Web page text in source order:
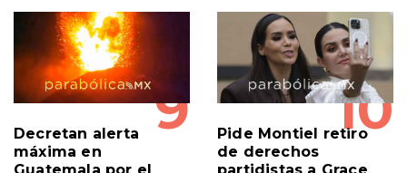
9
Decretan alerta
máxima en
10
Pide Montiel retiro
de derechos